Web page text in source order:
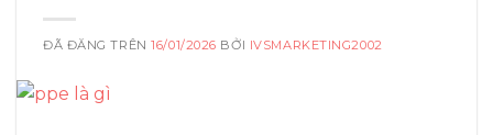
ĐÃ ĐĂNG TRÊN16/01/2026 BỞI IVSMARKETING2002